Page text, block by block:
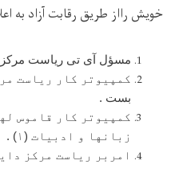
خویش رااز طریق رقابت آزاد به
مسؤل آی تی ریاست مرکز
کمپیوتر کار ریاست
بست .
کمپیوتر کار قاموس
زبانها و ادبیات (۱) .
امربر ریاست مرکز